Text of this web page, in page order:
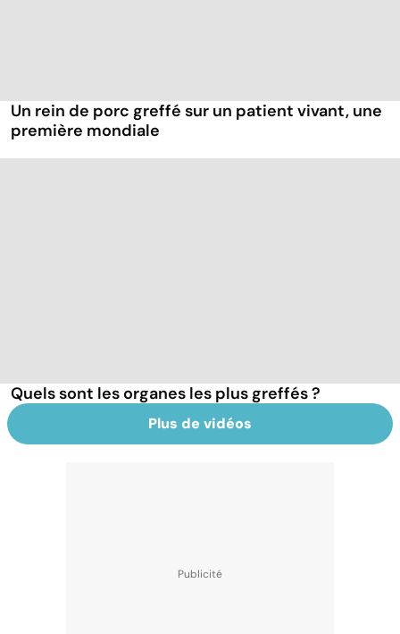
Un rein de porc greffé sur un patient vivant, une
première mondiale
Quels sont les organes les plus greffés ?
Plus de vidéos